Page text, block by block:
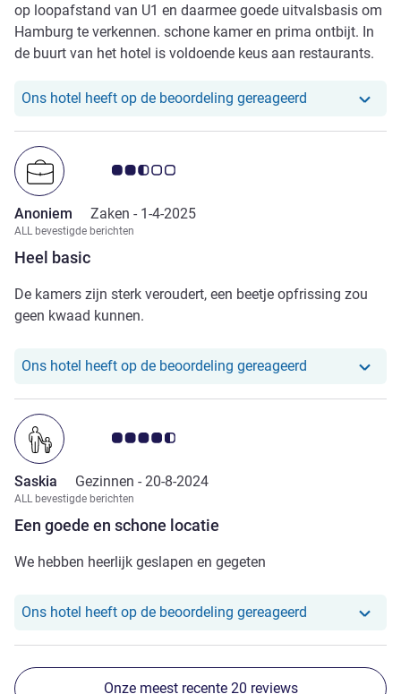
op loopafstand van U1 en daarmee goede uitvalsbasis om
Hamburg te verkennen. schone kamer en prima ontbijt. In
de buurt van het hotel is voldoende keus aan restaurants.
Ons hotel heeft op de beoordeling gereageerd Ons hotel
Heel basic
Avis-klantbeoordeling 2.5/5
Anoniem Zaken - 1-4-2025
ALL bevestigde berichten
De kamers zijn sterk veroudert, een beetje opfrissing zou
geen kwaad kunnen.
Ons hotel heeft op de beoordeling gereageerd Ons hotel
Een goede en schone locatie
Avis-klantbeoordeling 4.5/5
Saskia Gezinnen - 20-8-2024
ALL bevestigde berichten
We hebben heerlijk geslapen en gegeten
Ons hotel heeft op de beoordeling gereageerd Ons hotel
Onze meest recente 20 reviews